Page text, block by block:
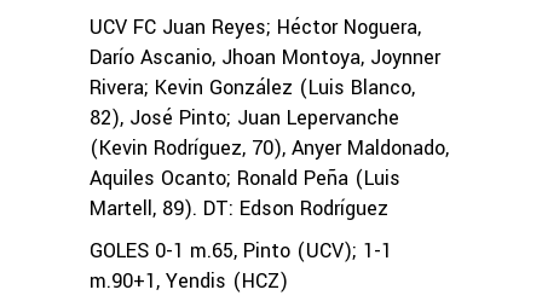
UCV FC Juan Reyes; Héctor Noguera,
Darío Ascanio, Jhoan Montoya, Joynner
Rivera; Kevin González (Luis Blanco,
82), José Pinto; Juan Lepervanche
(Kevin Rodríguez, 70), Anyer Maldonado,
Aquiles Ocanto; Ronald Peña (Luis
Martell, 89). DT: Edson Rodríguez
GOLES 0-1 m.65, Pinto (UCV); 1-1
m.90+1, Yendis (HCZ)